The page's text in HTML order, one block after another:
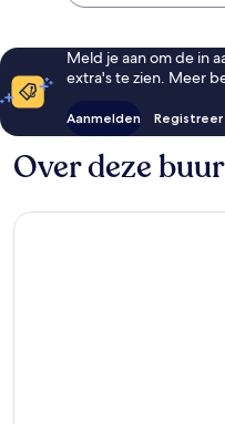
Meld je aan om de in
extra's te zien. Meer
Aanmelden
Over deze